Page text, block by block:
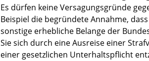
Es dürfen keine Versagungsgründe
Beispiel die begründete Annahme, dass
sonstige erhebliche Belange der
Sie sich durch eine Ausreise einer
einer gesetzlichen Unterhaltspflicht